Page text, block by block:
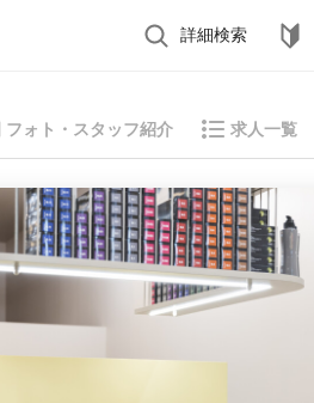
詳細検索
フォト・スタッフ紹介 求人一覧